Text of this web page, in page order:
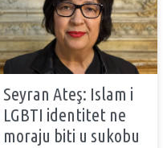
Seyran Ateş: Islam i
LGBTI identitet ne
moraju biti u sukobu